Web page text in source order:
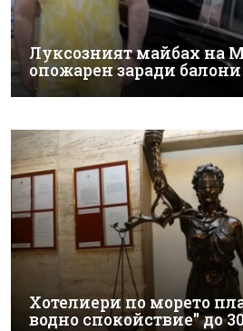
Луксозният майбах на
опожарен заради балони
Хотелиери по морето
водно спокойствие" до